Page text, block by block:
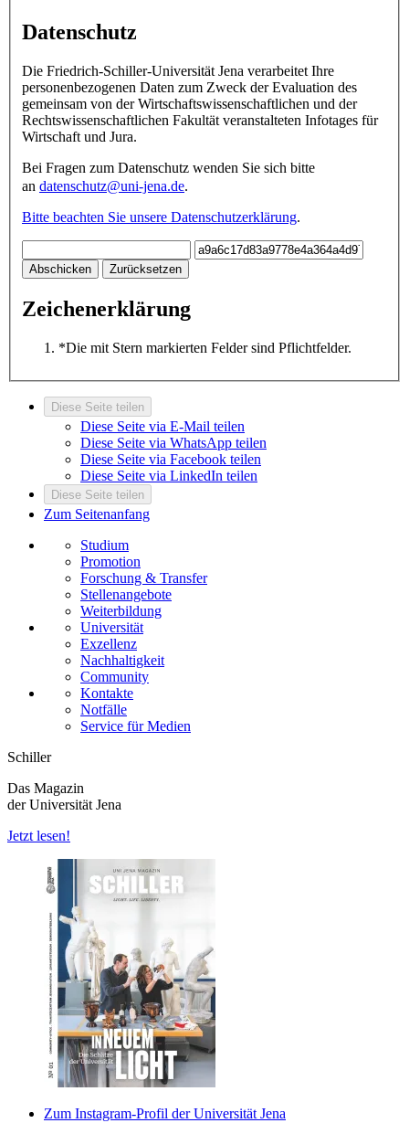
Datenschutz
Die Friedrich-Schiller-Universität Jena verarbeitet Ihre
personenbezogenen Daten zum Zweck der Evaluation des
gemeinsam von der Wirtschaftswissenschaftlichen und der
Rechtswissenschaftlichen Fakultät veranstalteten Infotages für
Wirtschaft und Jura.
Bei Fragen zum Datenschutz wenden Sie sich bitte
an datenschutz@uni-jena.de.
Bitte beachten Sie unsere Datenschutzerklärung.
Abschicken Zurücksetzen
Zeichenerklärung
*Die mit Stern markierten Felder sind Pflichtfelder.
Diese Seite teilen
Diese Seite via E-Mail teilen
Diese Seite via WhatsApp teilen
Diese Seite via Facebook teilen
Diese Seite via LinkedIn teilen
Diese Seite teilen
Zum Seitenanfang
Studium
Promotion
Forschung & Transfer
Stellenangebote
Weiterbildung
Universität
Exzellenz
Nachhaltigkeit
Community
Kontakte
Notfälle
Service für Medien
Schiller
Das Magazin
der Universität Jena
Jetzt lesen!
Zum Instagram-Profil der Universität Jena